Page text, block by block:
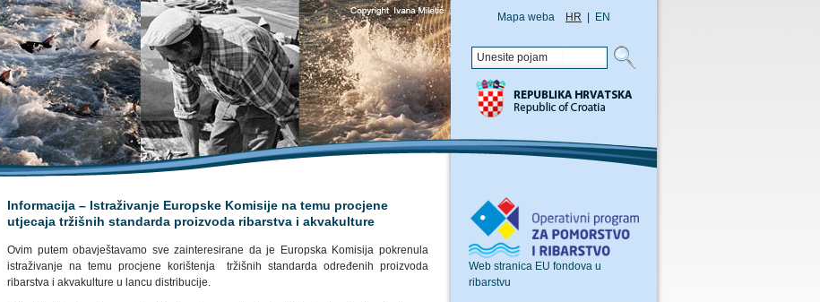
Mapa weba HR EN
Informacija – Istraživanje Europske Komisije na temu procjene
utjecaja tržišnih standarda proizvoda ribarstva i akvakulture
Ovim putem obavještavamo sve zainteresirane da je Europska Komisija pokrenula
istraživanje na temu procjene korištenja tržišnih standarda određenih proizvoda
ribarstva i akvakulture u lancu distribucije.
Web stranica EU fondova u
ribarstvu